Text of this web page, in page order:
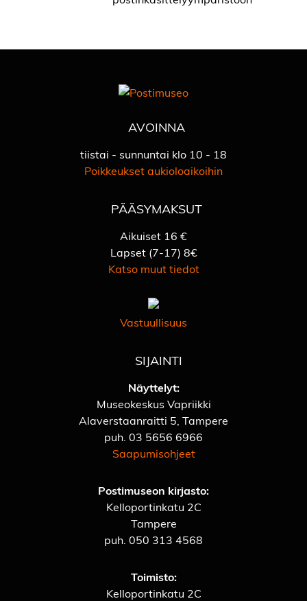
AVOINNA
tiistai - sunnuntai klo 10 - 18
Poikkeukset aukioloaikoihin
PÄÄSYMAKSUT
Aikuiset 16 €
Lapset (7-17) 8€
Katso muut tiedot
Vastuullisuus
SIJAINTI
Näyttelyt:
Museokeskus Vapriikki
Alaverstaanraitti 5, Tampere
puh. 03 5656 6966
Saapumisohjeet
Postimuseon kirjasto:
Kelloportinkatu 2C
Tampere
puh. 050 313 4568
Toimisto:
Kelloportinkatu 2C